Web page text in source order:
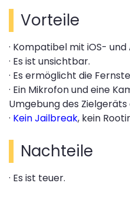
Vorteile
· Kompatibel mit iOS-
· Es ist unsichtbar.
· Es ermöglicht die
· Ein Mikrofon und eine
Umgebung des Zielgeräts
· Kein Jailbreak, kein
Nachteile
· Es ist teuer.